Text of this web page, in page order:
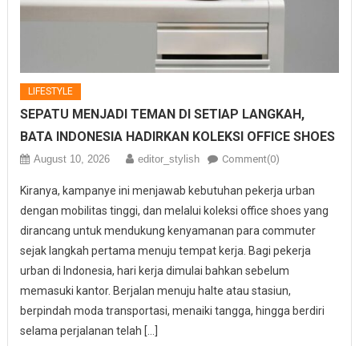
LIFESTYLE
SEPATU MENJADI TEMAN DI SETIAP LANGKAH,
BATA INDONESIA HADIRKAN KOLEKSI OFFICE SHOES
August 10, 2026 editor_stylish Comment(0)
Kiranya, kampanye ini menjawab kebutuhan pekerja urban
dengan mobilitas tinggi, dan melalui koleksi office shoes yang
dirancang untuk mendukung kenyamanan para commuter
sejak langkah pertama menuju tempat kerja. Bagi pekerja
urban di Indonesia, hari kerja dimulai bahkan sebelum
memasuki kantor. Berjalan menuju halte atau stasiun,
berpindah moda transportasi, menaiki tangga, hingga berdiri
selama perjalanan telah […]